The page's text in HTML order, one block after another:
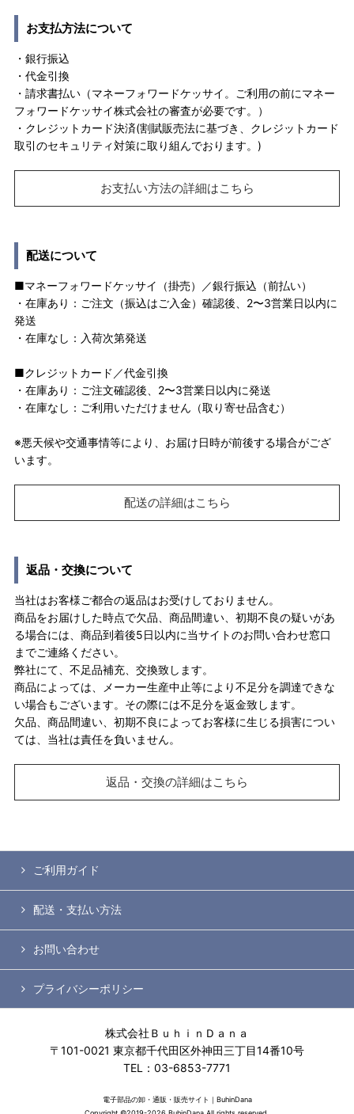
お支払方法について
・銀行振込
・代金引換
・請求書払い（マネーフォワードケッサイ。ご利用の前にマネー
フォワードケッサイ株式会社の審査が必要です。）
・クレジットカード決済(割賦販売法に基づき、クレジットカード
取引のセキュリティ対策に取り組んでおります。)
お支払い方法の詳細はこちら
配送について
■マネーフォワードケッサイ（掛売）／銀行振込（前払い）
・在庫あり：ご注文（振込はご入金）確認後、2〜3営業日以内に
発送
・在庫なし：入荷次第発送
■クレジットカード／代金引換
・在庫あり：ご注文確認後、2〜3営業日以内に発送
・在庫なし：ご利用いただけません（取り寄せ品含む）
※悪天候や交通事情等により、お届け日時が前後する場合がござ
います。
配送の詳細はこちら
返品・交換について
当社はお客様ご都合の返品はお受けしておりません。
商品をお届けした時点で欠品、商品間違い、初期不良の疑いがあ
る場合には、商品到着後5日以内に当サイトのお問い合わせ窓口
までご連絡ください。
弊社にて、不足品補充、交換致します。
商品によっては、メーカー生産中止等により不足分を調達できな
い場合もございます。その際には不足分を返金致します。
欠品、商品間違い、初期不良によってお客様に生じる損害につい
ては、当社は責任を負いません。
返品・交換の詳細はこちら
ご利用ガイド
配送・支払い方法
お問い合わせ
プライバシーポリシー
株式会社ＢｕｈｉｎＤａｎａ
〒101-0021 東京都千代田区外神田三丁目14番10号
TEL：03-6853-7771
電子部品の卸・通販・販売サイト｜BuhinDana